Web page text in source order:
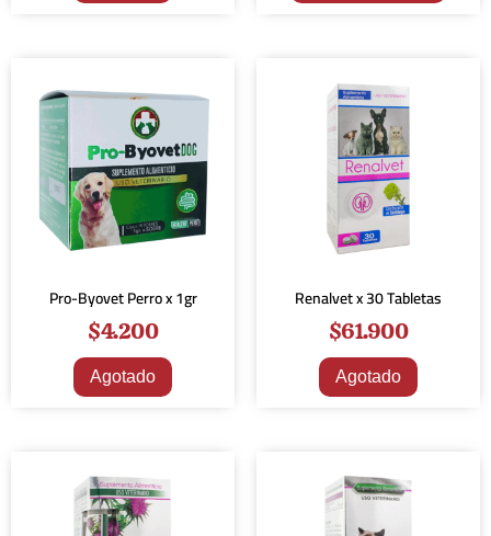
Pro-Byovet Perro x 1gr
$4.200
Agotado
Renalvet x 30 Tabletas
$61.900
Agotado